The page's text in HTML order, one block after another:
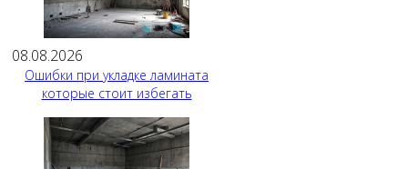
08.08.2026
Ошибки при укладке ламината
которые стоит избегать